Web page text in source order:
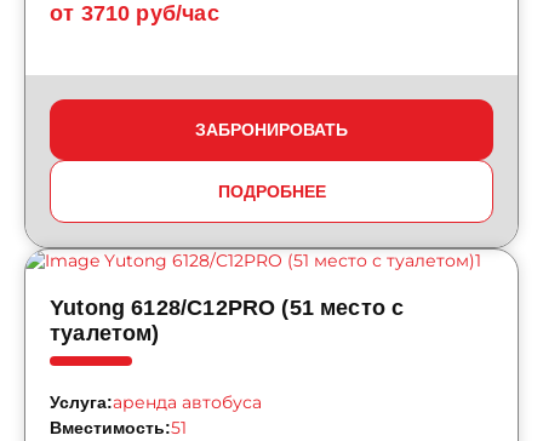
от 3710 руб/час
ЗАБРОНИРОВАТЬ
ПОДРОБНЕЕ
Yutong 6128/C12PRO (51 место с
туалетом)
Услуга:аренда автобуса
Вместимость:51